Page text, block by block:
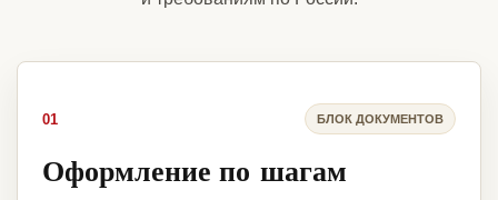
01 БЛОК ДОКУМЕНТОВ
Оформление по шагам